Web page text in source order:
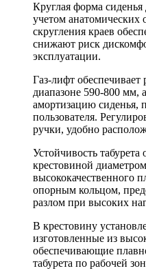
Круглая форма
учетом анатомических
скругления краев
снижают риск
эксплуатации.
Газ-лифт обеспечивает
диапазоне 590-800 мм,
амортизацию сиденья,
пользователя.
ручки, удобно
Устойчивость табурета
крестовиной
высококачественного
опорным кольцом,
разлом при высоких
В крестовину
изготовленные из
обеспечивающие
табурета по рабочей